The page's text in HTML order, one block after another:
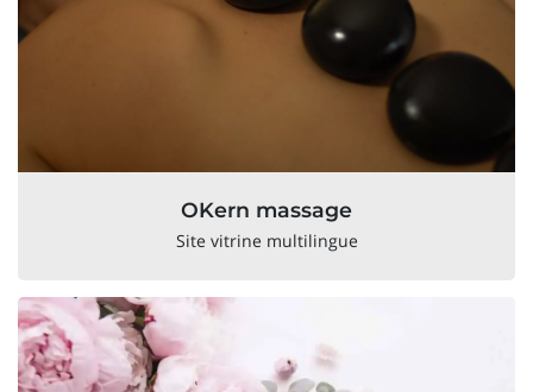
OKern massage
Site vitrine multilingue